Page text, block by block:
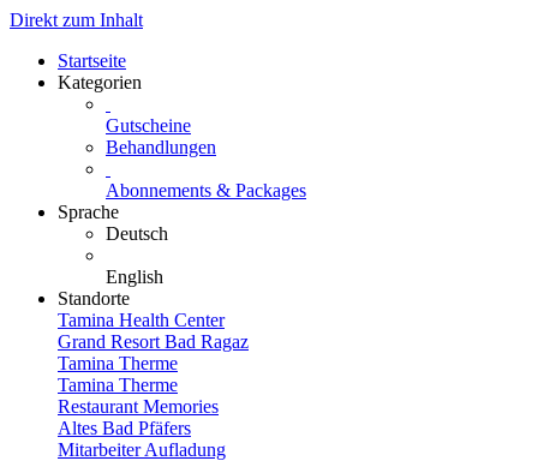
Direkt zum Inhalt
Startseite
Kategorien
Gutscheine
Behandlungen
Abonnements & Packages
Sprache
Deutsch
English
Standorte
Tamina Health Center
Grand Resort Bad Ragaz
Tamina Therme
Tamina Therme
Restaurant Memories
Altes Bad Pfäfers
Mitarbeiter Aufladung